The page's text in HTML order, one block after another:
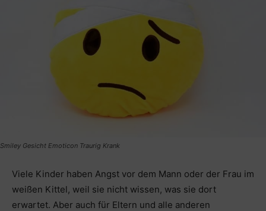
Smiley Gesicht Emoticon Traurig Krank
Viele Kinder haben Angst vor dem Mann oder der Frau im
weißen Kittel, weil sie nicht wissen, was sie dort
erwartet. Aber auch für Eltern und alle anderen